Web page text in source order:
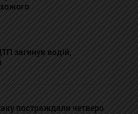
загинув водій,
постраждали четверо